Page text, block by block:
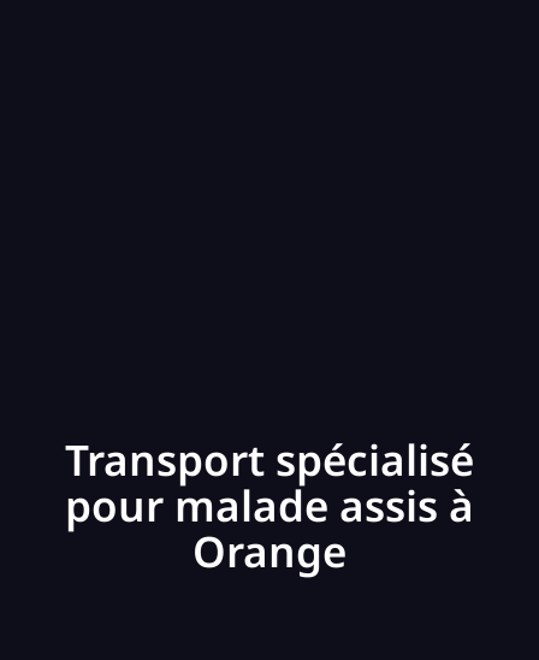
Transport spécialisé
pour malade assis à
Orange